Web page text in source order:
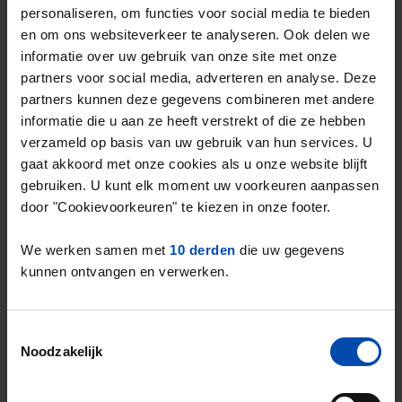
personaliseren, om functies voor social media te bieden
en om ons websiteverkeer te analyseren. Ook delen we
informatie over uw gebruik van onze site met onze
partners voor social media, adverteren en analyse. Deze
partners kunnen deze gegevens combineren met andere
informatie die u aan ze heeft verstrekt of die ze hebben
verzameld op basis van uw gebruik van hun services. U
gaat akkoord met onze cookies als u onze website blijft
gebruiken. U kunt elk moment uw voorkeuren aanpassen
door "Cookievoorkeuren" te kiezen in onze footer.
We werken samen met 10 derden die uw gegevens
kunnen ontvangen en verwerken.
Noodzakelijk
m .
Dit is eenprijsstijging van 0,94%ten
opzichte van het vorige kwartaal.
Het landelijke gemiddelde in de vrije sector
ligt op€21,40 per m2 .
De gemiddelde huurprijs in de vrije sector in
Amersfoort ligt dus11,28% onder het
landelijk gemiddelde
Deze cijfers zijn gebaseerd op 139 objecten
die in Q4 van 2025 zijn aangeboden in de
vrije sector ten opzichte van het vorige